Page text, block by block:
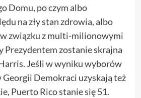
Domu, po czym albo
na zły stan zdrowia, albo
związku z multi-milionowymi
Prezydentem zostanie skrajna
Jeśli w wyniku wyborów
Georgii Demokraci uzyskają też
Puerto Rico stanie się 51.